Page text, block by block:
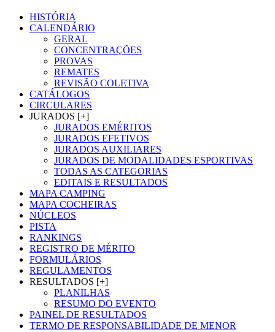
HISTÓRIA
CALENDÁRIO
GERAL
CONCENTRAÇÕES
PROVAS
REMATES
REVISÃO COLETIVA
CATÁLOGOS
CIRCULARES
JURADOS [+]
JURADOS EMÉRITOS
JURADOS EFETIVOS
JURADOS AUXILIARES
JURADOS DE MODALIDADES ESPORTIVAS
TODAS AS CATEGORIAS
EDITAIS E RESULTADOS
MAPA CAMPING
MAPA COCHEIRAS
NÚCLEOS
PISTA
RANKINGS
REGISTRO DE MÉRITO
FORMULÁRIOS
REGULAMENTOS
RESULTADOS [+]
PLANILHAS
RESUMO DO EVENTO
PAINEL DE RESULTADOS
TERMO DE RESPONSABILIDADE DE MENOR